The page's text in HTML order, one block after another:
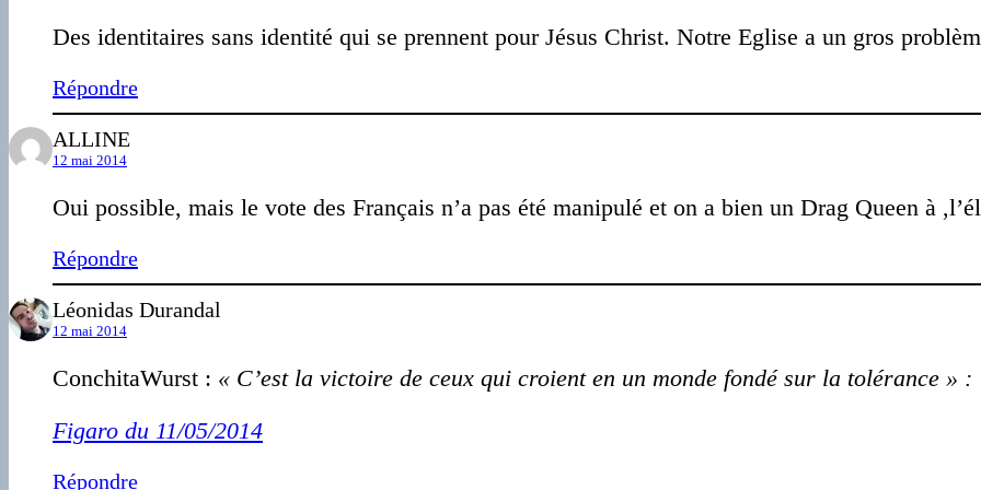
Des identitaires sans identité qui se prennent pour Jésus Christ. Notre Eglise a un gros
Répondre
ALLINE
12 mai 2014
Oui possible, mais le vote des Français n’a pas été manipulé et on a bien un Drag Queen à
Répondre
Léonidas Durandal
12 mai 2014
ConchitaWurst : « C’est la victoire de ceux qui croient en un monde fondé sur la tolérance » :
Figaro du 11/05/2014
Répondre